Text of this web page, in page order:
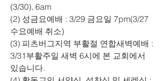
(3/30), 6am
(2) 성금요예배 : 3/29 금요일 7pm(3/27
수요예배 취소)
(3) 피츠버그지역 부활절 연합새벽예배 :
3/31부활주일 새벽 6시에 본 교회에서
있습니다.